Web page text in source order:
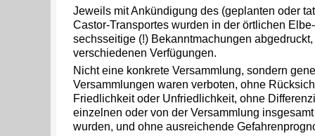
Jeweils mit Ankündigung des (geplanten oder
Castor-Transportes wurden in der örtlichen
sechsseitige (!) Bekanntmachungen
verschiedenen Verfügungen.
Nicht eine konkrete Versammlung, sondern
Versammlungen waren verboten, ohne
Friedlichkeit oder Unfriedlichkeit, ohne
einzelnen oder von der Versammlung
wurden, und ohne ausreichende